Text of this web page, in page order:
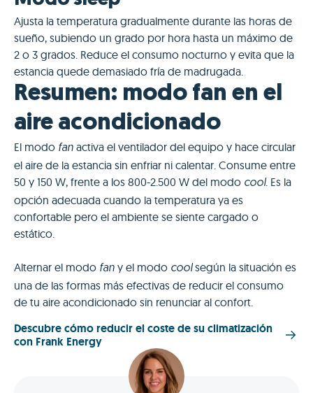
Ajusta la temperatura gradualmente durante las horas de
sueño, subiendo un grado por hora hasta un máximo de
2 o 3 grados. Reduce el consumo nocturno y evita que la
estancia quede demasiado fría de madrugada.
Resumen: modo fan en el
aire acondicionado
El modo fan activa el ventilador del equipo y hace circular
el aire de la estancia sin enfriar ni calentar. Consume entre
50 y 150 W, frente a los 800-2.500 W del modo cool. Es la
opción adecuada cuando la temperatura ya es
confortable pero el ambiente se siente cargado o
estático.
Alternar el modo fan y el modo coolsegún la situación es
una de las formas más efectivas de reducir el consumo
de tu aire acondicionado sin renunciar al confort.
Descubre cómo reducir el coste de su climatización
con Frank Energy